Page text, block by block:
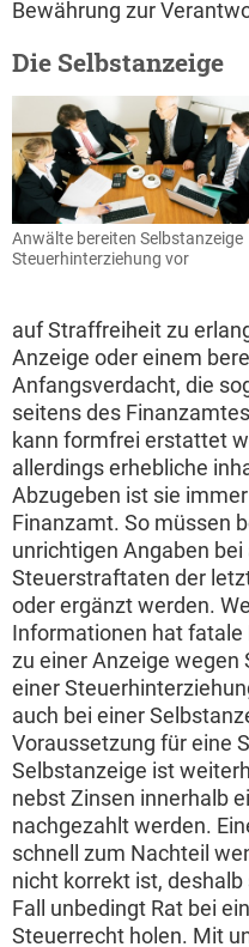
Bewährung zur
Die Selbstanzeige
Anwälte bereiten Selbstanzeige
Steuerhinterziehung vor
auf Straffreiheit zu
Anzeige oder einem
Anfangsverdacht, die
seitens des
kann formfrei erstattet
allerdings erhebliche
Abzugeben ist sie
Finanzamt. So müssen
unrichtigen Angaben
Steuerstraftaten der
oder ergänzt werden.
Informationen hat fatale
zu einer Anzeige
einer
auch bei einer
Voraussetzung für eine
Selbstanzeige ist
nebst Zinsen innerhalb
nachgezahlt werden.
schnell zum Nachteil
nicht korrekt ist,
Fall unbedingt Rat bei
Steuerrecht holen. Mit